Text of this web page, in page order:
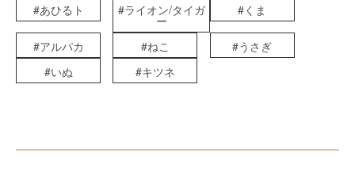
#あひるト #ライオン/タイガ
ー
#くま
#アルパカ #ねこ
#うさぎ
#いぬ
#キツネ